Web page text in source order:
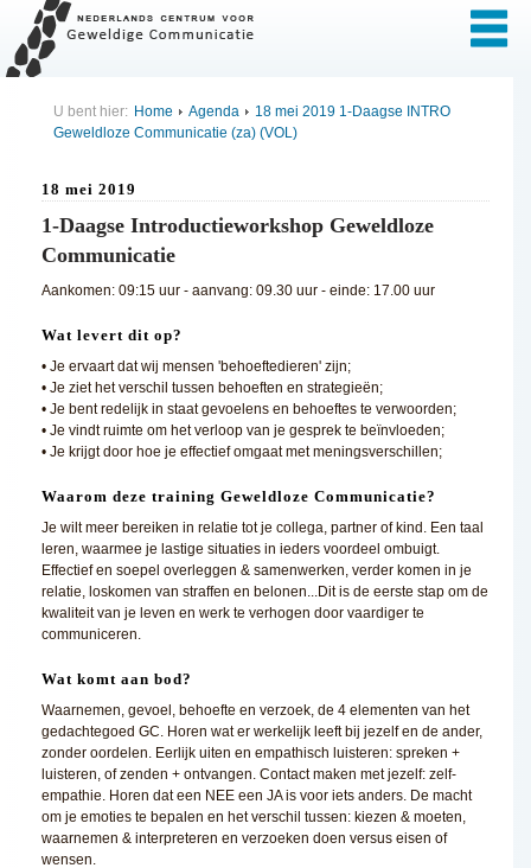
U bent hier: Home Agenda
18 mei 2019 1-Daagse INTRO
Geweldloze Communicatie (za) (VOL)
18 mei 2019
1-Daagse Introductieworkshop Geweldloze
Communicatie
Aankomen: 09:15 uur - aanvang: 09.30 uur - einde: 17.00 uur
Wat levert dit op?
• Je ervaart dat wij mensen 'behoeftedieren' zijn;
• Je ziet het verschil tussen behoeften en strategieën;
• Je bent redelijk in staat gevoelens en behoeftes te verwoorden;
• Je vindt ruimte om het verloop van je gesprek te beïnvloeden;
• Je krijgt door hoe je effectief omgaat met meningsverschillen;
Waarom deze training Geweldloze Communicatie?
Je wilt meer bereiken in relatie tot je collega, partner of kind. Een taal
leren, waarmee je lastige situaties in ieders voordeel ombuigt.
Effectief en soepel overleggen & samenwerken, verder komen in je
relatie, loskomen van straffen en belonen...Dit is de eerste stap om de
kwaliteit van je leven en werk te verhogen door vaardiger te
communiceren.
Wat komt aan bod?
Waarnemen, gevoel, behoefte en verzoek, de 4 elementen van het
gedachtegoed GC. Horen wat er werkelijk leeft bij jezelf en de ander,
zonder oordelen. Eerlijk uiten en empathisch luisteren: spreken +
luisteren, of zenden + ontvangen. Contact maken met jezelf: zelf-
empathie. Horen dat een NEE een JA is voor iets anders. De macht
om je emoties te bepalen en het verschil tussen: kiezen & moeten,
waarnemen & interpreteren en verzoeken doen versus eisen of
wensen.